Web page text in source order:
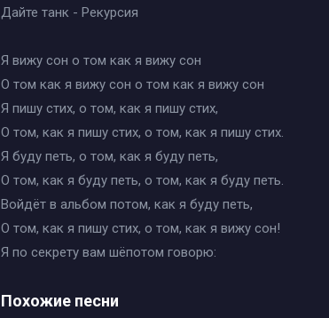
Дайте танк - Рекурсия
Я вижу сон о том как я вижу сон
О том как я вижу сон о том как я вижу сон
Я пишу стих, о том, как я пишу стих,
О том, как я пишу стих, о том, как я пишу стих.
Я буду петь, о том, как я буду петь,
О том, как я буду петь, о том, как я буду петь.
Войдёт в альбом потом, как я буду петь,
О том, как я пишу стих, о том, как я вижу сон!
Я по секрету вам шёпотом говорю:
Похожие песни